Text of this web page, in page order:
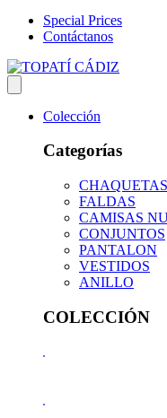
Special Prices
Contáctanos
Colección
Categorías
CHAQUETAS
FALDAS
CAMISAS
CONJUNTOS
PANTALON
VESTIDOS
ANILLO
COLECCIÓN